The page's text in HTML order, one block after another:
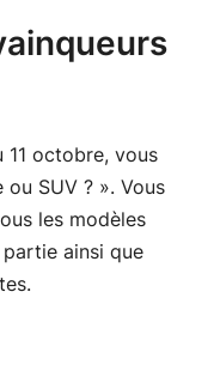
11 octobre, vous
SUV ? ». Vous
les modèles
ainsi que